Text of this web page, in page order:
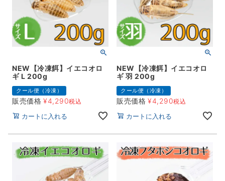
NEW【冷凍餌】イエコオロ
ギ L 200g
クール便（冷凍）
販売価格 ¥4,290税込
カートに入れる
NEW【冷凍餌】イエコオロ
ギ 羽 200g
クール便（冷凍）
販売価格 ¥4,290税込
カートに入れる